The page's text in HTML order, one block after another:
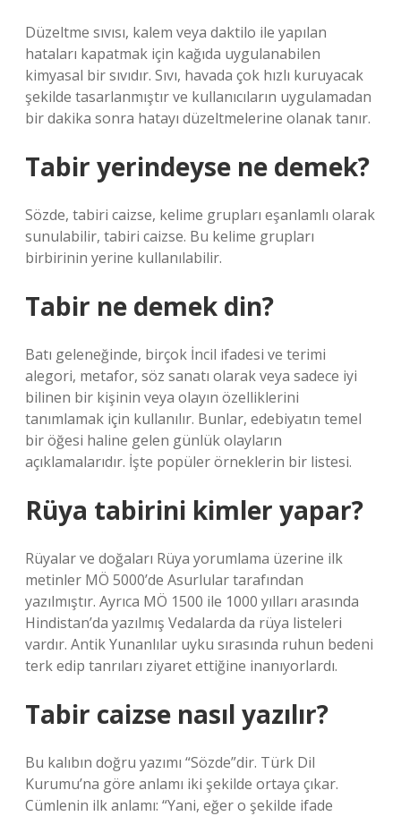
Düzeltme sıvısı, kalem veya daktilo ile yapılan
hataları kapatmak için kağıda uygulanabilen
kimyasal bir sıvıdır. Sıvı, havada çok hızlı kuruyacak
şekilde tasarlanmıştır ve kullanıcıların uygulamadan
bir dakika sonra hatayı düzeltmelerine olanak tanır.
Tabir yerindeyse ne demek?
Sözde, tabiri caizse, kelime grupları eşanlamlı olarak
sunulabilir, tabiri caizse. Bu kelime grupları
birbirinin yerine kullanılabilir.
Tabir ne demek din?
Batı geleneğinde, birçok İncil ifadesi ve terimi
alegori, metafor, söz sanatı olarak veya sadece iyi
bilinen bir kişinin veya olayın özelliklerini
tanımlamak için kullanılır. Bunlar, edebiyatın temel
bir öğesi haline gelen günlük olayların
açıklamalarıdır. İşte popüler örneklerin bir listesi.
Rüya tabirini kimler yapar?
Rüyalar ve doğaları Rüya yorumlama üzerine ilk
metinler MÖ 5000’de Asurlular tarafından
yazılmıştır. Ayrıca MÖ 1500 ile 1000 yılları arasında
Hindistan’da yazılmış Vedalarda da rüya listeleri
vardır. Antik Yunanlılar uyku sırasında ruhun bedeni
terk edip tanrıları ziyaret ettiğine inanıyorlardı.
Tabir caizse nasıl yazılır?
Bu kalıbın doğru yazımı “Sözde”dir. Türk Dil
Kurumu’na göre anlamı iki şekilde ortaya çıkar.
Cümlenin ilk anlamı: “Yani, eğer o şekilde ifade